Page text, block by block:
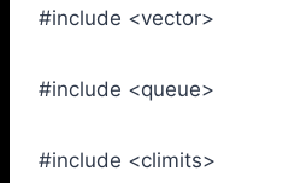
#include <vector>
#include <queue>
#include <climits>